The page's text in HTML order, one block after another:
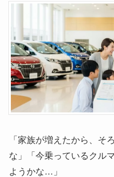
「家族が増えたから、そ
な」「今乗っているクル
ようかな…」